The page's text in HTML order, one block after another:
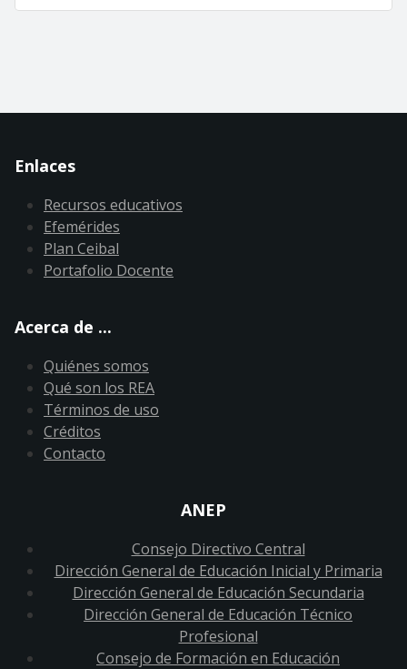
Enlaces
Recursos educativos
Efemérides
Plan Ceibal
Portafolio Docente
Acerca de ...
Quiénes somos
Qué son los REA
Términos de uso
Créditos
Contacto
ANEP
Consejo Directivo Central
Dirección General de Educación Inicial y Primaria
Dirección General de Educación Secundaria
Dirección General de Educación Técnico
Profesional
Consejo de Formación en Educación